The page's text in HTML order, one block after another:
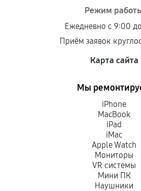
Режим
Ежедневно с 9:00
Приём заявок
Карта сайта
Мы
iPhone
MacBook
iPad
iMac
Apple Watch
Мониторы
VR системы
Мини ПК
Наушники